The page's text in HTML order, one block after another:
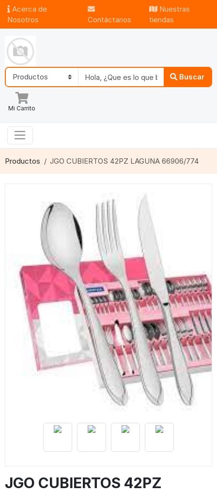
Acerca de
Nosotros
Contáctanos
Nuestras
tiendas
Buscar
Mi Carrito
Productos JGO CUBIERTOS 42PZ LAGUNA 66906/774
JGO CUBIERTOS 42PZ